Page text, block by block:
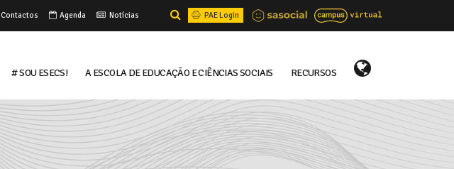
Contactos Agenda Notícias PAE Login
# Sou ESECS! A ESCOLA DE EDUCAÇÃO E CIÊNCIAS SOCIAIS RECURSOS